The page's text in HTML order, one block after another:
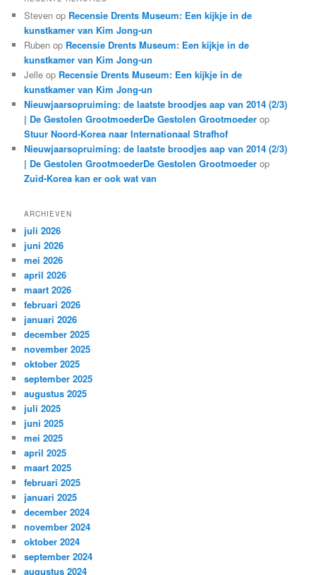
Steven op Recensie Drents Museum: Een kijkje in de
kunstkamer van Kim Jong-un
Ruben op Recensie Drents Museum: Een kijkje in de
kunstkamer van Kim Jong-un
Jelle op Recensie Drents Museum: Een kijkje in de
kunstkamer van Kim Jong-un
Nieuwjaarsopruiming: de laatste broodjes aap van 2014 (2/3)
| De Gestolen GrootmoederDe Gestolen Grootmoeder op
Stuur Noord-Korea naar Internationaal Strafhof
Nieuwjaarsopruiming: de laatste broodjes aap van 2014 (2/3)
| De Gestolen GrootmoederDe Gestolen Grootmoeder op
Zuid-Korea kan er ook wat van
ARCHIEVEN
juli 2026
juni 2026
mei 2026
april 2026
maart 2026
februari 2026
januari 2026
december 2025
november 2025
oktober 2025
september 2025
augustus 2025
juli 2025
juni 2025
mei 2025
april 2025
maart 2025
februari 2025
januari 2025
december 2024
november 2024
oktober 2024
september 2024
augustus 2024